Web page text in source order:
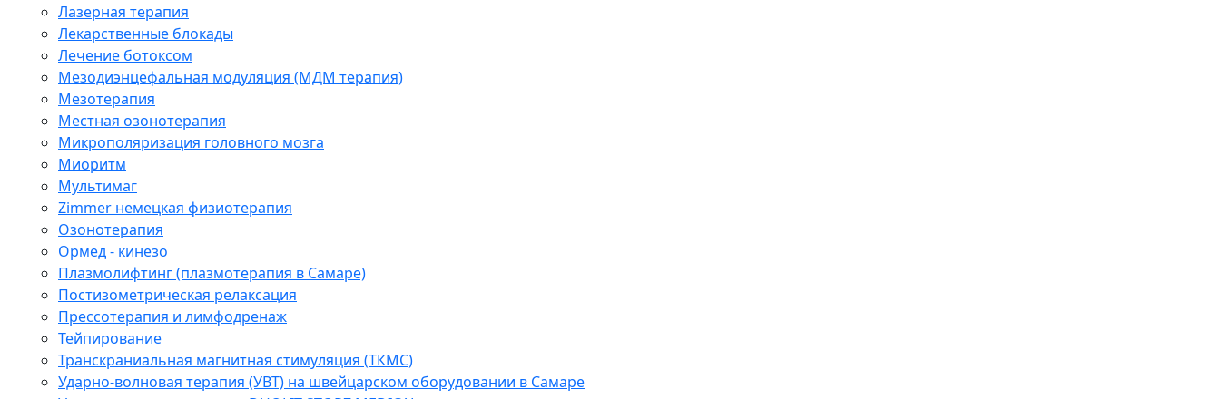
Лазерная терапия
Лекарственные блокады
Лечение ботоксом
Мезодиэнцефальная модуляция (МДМ терапия)
Мезотерапия
Местная озонотерапия
Микрополяризация головного мозга
Миоритм
Мультимаг
Zimmer немецкая физиотерапия
Озонотерапия
Ормед - кинезо
Плазмолифтинг (плазмотерапия в Самаре)
Постизометрическая релаксация
Прессотерапия и лимфодренаж
Тейпирование
Транскраниальная магнитная стимуляция (ТКМС)
Ударно-волновая терапия (УВТ) на швейцарском оборудовании в Самаре